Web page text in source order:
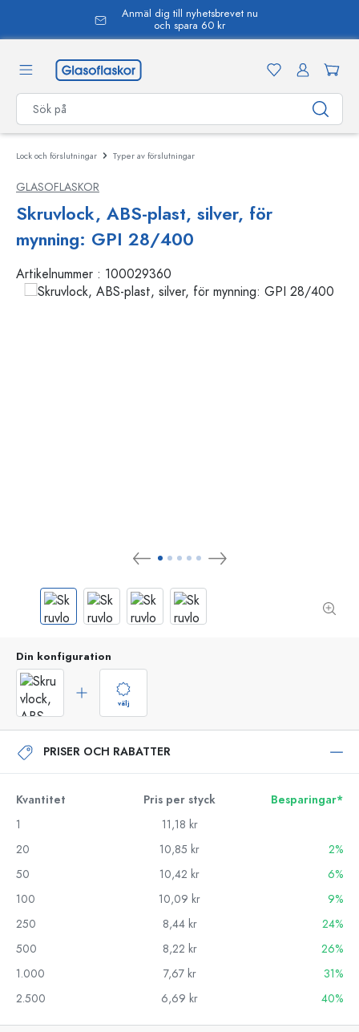
Anmäl dig till nyhetsbrevet nu
och spara 60 kr
Lock och förslutningar Typer av förslutningar
GLASOFLASKOR
Skruvlock, ABS-plast, silver, för
mynning: GPI 28/400
Artikelnummer : 100029360
Din konfiguration
välj
PRISER OCH RABATTER
Kvantitet Pris per styck
Besparingar*
1
11,18 kr
20
10,85 kr
2%
50
10,42 kr
6%
100
10,09 kr
9%
250
8,44 kr
24%
500
8,22 kr
26%
1.000
7,67 kr
31%
2.500
6,69 kr 40%